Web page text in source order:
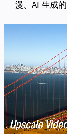
漫、AI 生成